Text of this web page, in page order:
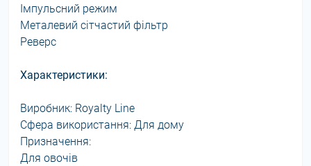
Імпульсний режим
Металевий сітчастий фільтр
Реверс
Характеристики:
Виробник: Royalty Line
Сфера використання: Для дому
Призначення:
Для овочів